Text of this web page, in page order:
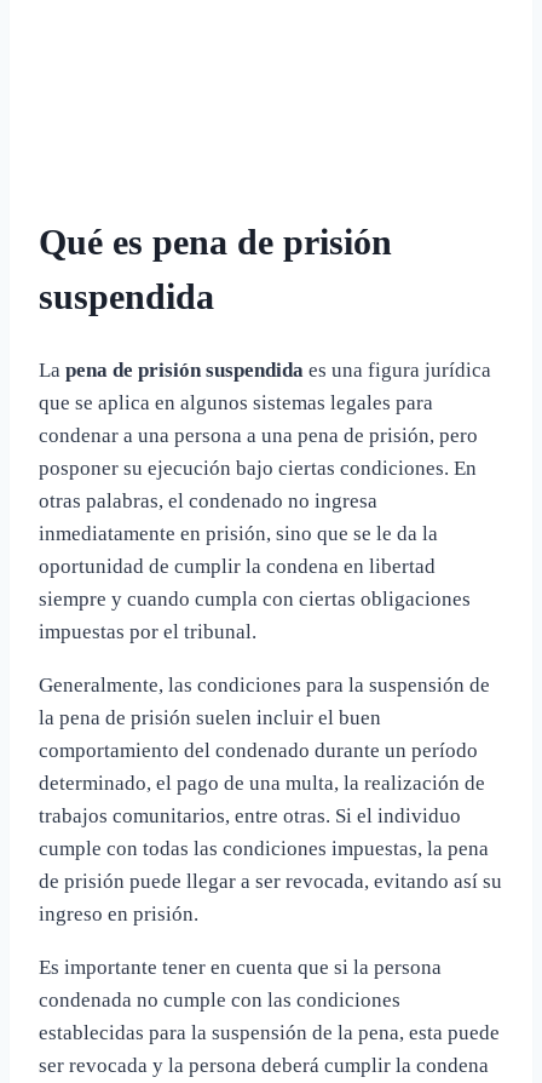
Qué es pena de prisión
suspendida
La pena de prisión suspendida es una figura jurídica
que se aplica en algunos sistemas legales para
condenar a una persona a una pena de prisión, pero
posponer su ejecución bajo ciertas condiciones. En
otras palabras, el condenado no ingresa
inmediatamente en prisión, sino que se le da la
oportunidad de cumplir la condena en libertad
siempre y cuando cumpla con ciertas obligaciones
impuestas por el tribunal.
Generalmente, las condiciones para la suspensión de
la pena de prisión suelen incluir el buen
comportamiento del condenado durante un período
determinado, el pago de una multa, la realización de
trabajos comunitarios, entre otras. Si el individuo
cumple con todas las condiciones impuestas, la pena
de prisión puede llegar a ser revocada, evitando así su
ingreso en prisión.
Es importante tener en cuenta que si la persona
condenada no cumple con las condiciones
establecidas para la suspensión de la pena, esta puede
ser revocada y la persona deberá cumplir la condena